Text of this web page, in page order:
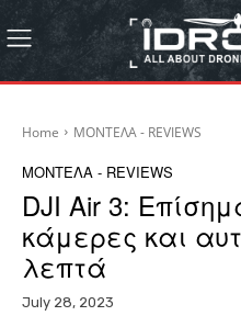
Home ΜΟΝΤΕΛΑ - REVIEWS
ΜΟΝΤΕΛΑ - REVIEWS
DJI Air 3:
κάμερες και
λεπτά
July 28, 2023